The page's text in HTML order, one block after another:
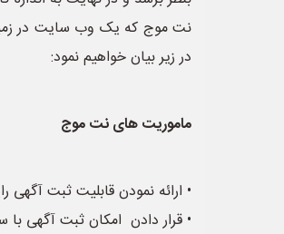
نت موج که یک وب سایت در
در زیر بیان خواهیم نمود:
ماموریت های نت موج
• ارائه نمودن قابلیت ثبت آگهی
• قرار دادن امکان ثبت آگهی با